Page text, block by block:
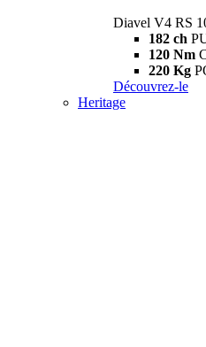
Diavel V4 RS
182 ch
120 Nm
220 Kg
Découvrez-le
Heritage